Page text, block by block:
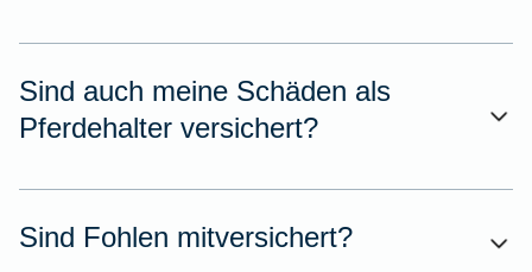
Sind auch meine Schäden als
Pferdehalter versichert?
Sind Fohlen mitversichert?